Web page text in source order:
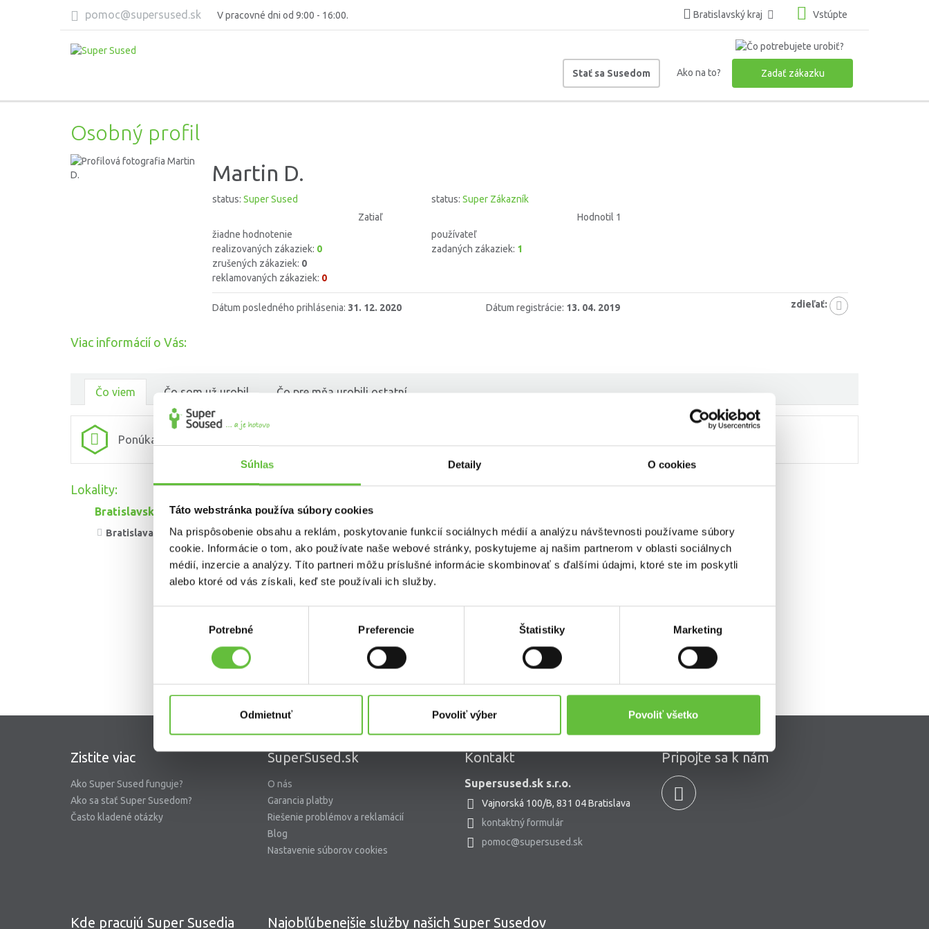
Súhlas Detaily O cookies
Táto webstránka používa súbory cookies
Na prispôsobenie obsahu a reklám, poskytovanie funkcií sociálnych médií a analýzu návštevnosti používame súbory
cookie. Informácie o tom, ako používate naše webové stránky, poskytujeme aj našim partnerom v oblasti sociálnych
médií, inzercie a analýzy. Títo partneri môžu príslušné informácie skombinovať s ďalšími údajmi, ktoré ste im poskytli
alebo ktoré od vás získali, keď ste používali ich služby.
Potrebné Preferencie Štatistiky Marketing
Odmietnuť Povoliť výber Povoliť všetko
pomoc@supersused.sk V pracovné dni od 9:00 - 16:00. Bratislavský kraj Vstúpte
Stať sa Susedom Ako na to? Zadať zákazku
Osobný profil
Martin D.
status: Super Sused
Zatiaľ
žiadne hodnotenie
realizovaných zákaziek: 0
zrušených zákaziek: 0
reklamovaných zákaziek: 0
status: Super Zákazník
Hodnotil 1
používateľ
zadaných zákaziek: 1
Dátum posledného prihlásenia: 31. 12. 2020 Dátum registrácie: 13. 04. 2019 zdieľať:
Viac informácií o Vás:
Čo viem Čo som už urobil Čo pre mňa urobili ostatní
Ponúkané služby ešte nie sú vybrané.
Lokality:
Bratislavský kraj
Bratislava
Zistite viac
Ako Super Sused funguje?
Ako sa stať Super Susedom?
Často kladené otázky
SuperSused.sk
O nás
Garancia platby
Riešenie problémov a reklamácií
Blog
Nastavenie súborov cookies
Kontakt
Supersused.sk s.r.o.
Vajnorská 100/B, 831 04 Bratislava
kontaktný formulár
pomoc@supersused.sk
Kde pracujú Super Susedia Najobľúbenejšie služby našich Super Susedov
Pripojte sa k nám